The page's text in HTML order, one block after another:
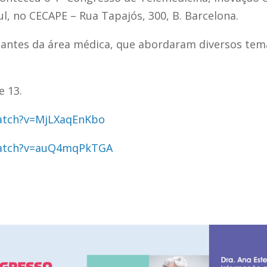
CECAPE – Rua Tapajós, 300, B. Barcelona.
da área médica, que abordaram diversos
13.